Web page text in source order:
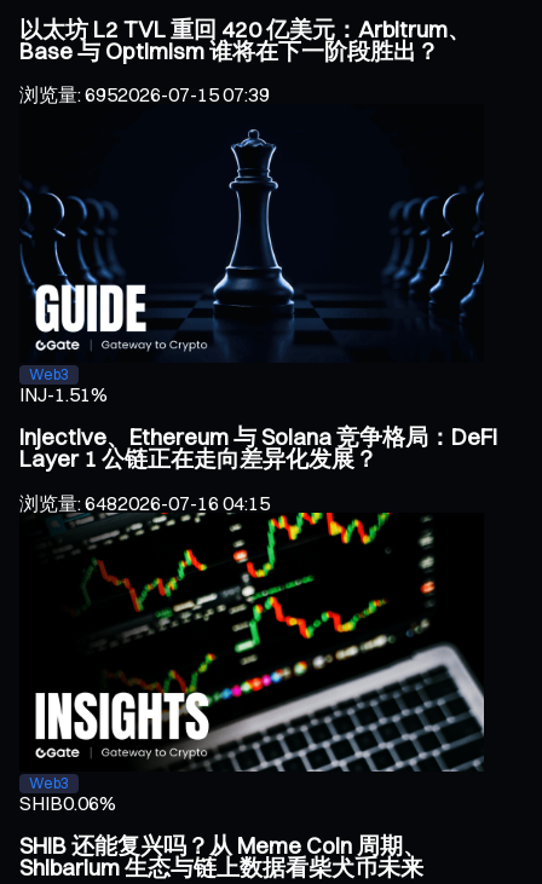
以太坊 L2 TVL 重回 420 亿美元：Arbitrum、
Base 与 Optimism 谁将在下一阶段胜出？
浏览量:6952026-07-15 07:39
Web3
INJ-1.51%
Injective、Ethereum 与 Solana 竞争格局：DeFi
Layer 1 公链正在走向差异化发展？
浏览量:6482026-07-16 04:15
Web3
SHIB0.06%
SHIB 还能复兴吗？从 Meme Coin 周期、
Shibarium 生态与链上数据看柴犬币未来